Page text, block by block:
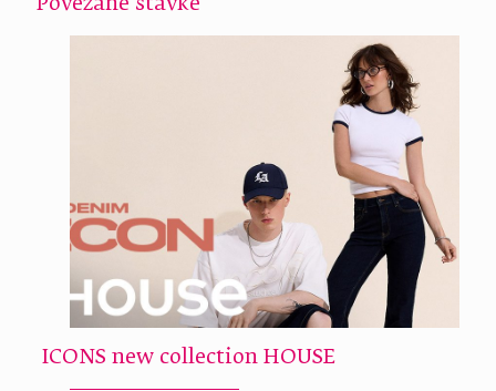
Povezane stavke
ICONS new collection HOUSE